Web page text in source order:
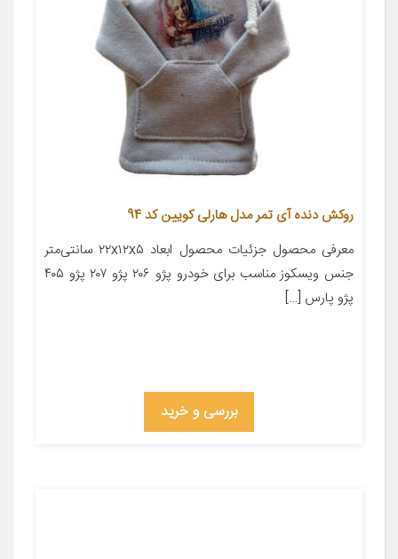
روکش دنده آی تمر مدل هارلی کویین کد 94
معرفی محصول جزئیات محصول ابعاد ۲۲x۱۲x۵ سانتی‌متر
جنس ویسکوز مناسب برای خودرو پژو ۲۰۶ پژو ۲۰۷ پژو ۴۰۵
پژو پارس […]
بررسی و خرید